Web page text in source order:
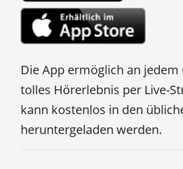
Die App ermöglich an jedem
tolles Hörerlebnis per Live-
kann kostenlos in den
heruntergeladen werden.